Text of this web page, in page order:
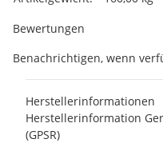
Bewertungen
Benachrichtigen, wenn
Herstellerinformationen
Herstellerinformation
(GPSR)